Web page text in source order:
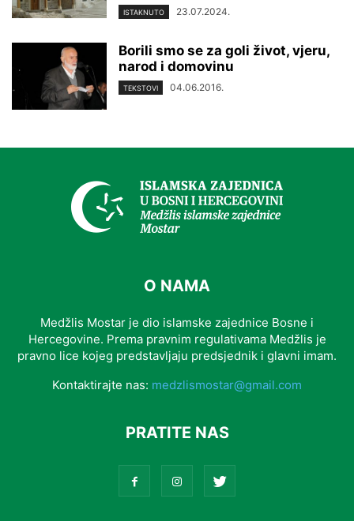
ISTAKNUTO 23.07.2024.
Borili smo se za goli život, vjeru,
narod i domovinu
TEKSTOVI 04.06.2016.
O NAMA
Medžlis Mostar je dio islamske zajednice Bosne i
Hercegovine. Prema pravnim regulativama Medžlis je
pravno lice kojeg predstavljaju predsjednik i glavni imam.
Kontaktirajte nas: medzlismostar@gmail.com
PRATITE NAS